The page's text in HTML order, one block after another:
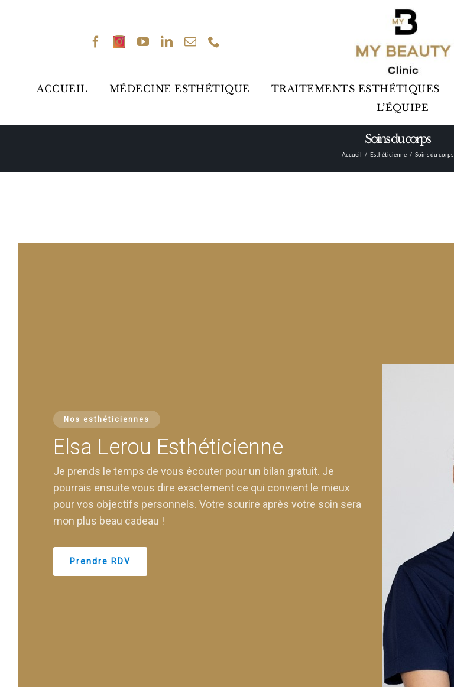
ACCUEIL MÉDECINE ESTHÉTIQUE TRAITEMENTS ESTHÉTIQUES
L’ÉQUIPE
Soins du corps
Accueil Esthéticienne Soins du corps
Nos esthéticiennes
Elsa Lerou Esthéticienne
Je prends le temps de vous écouter pour un bilan gratuit. Je
pourrais ensuite vous dire exactement ce qui convient le mieux
pour vos objectifs personnels. Votre sourire après votre soin sera
mon plus beau cadeau !
Prendre RDV